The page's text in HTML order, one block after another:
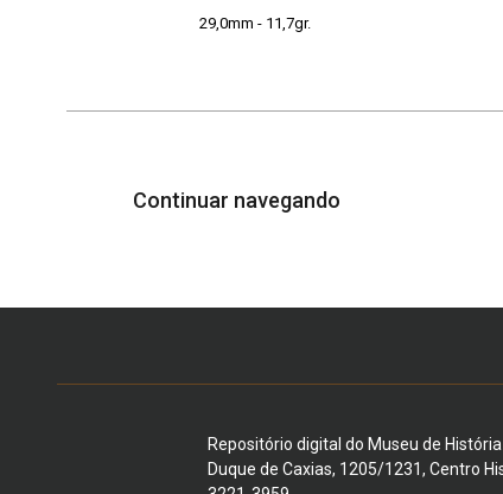
29,0mm - 11,7gr.
Continuar navegando
Repositório digital do Museu de
Duque de Caxias, 1205/1231, Centro